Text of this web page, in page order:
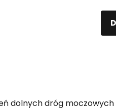
dolnych dróg moczowych